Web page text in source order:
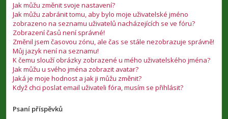
Jak můžu změnit svoje nastavení?
Jak můžu zabránit tomu, aby bylo moje uživatelské jméno
zobrazeno na seznamu uživatelů nacházejících se ve fóru?
Zobrazení časů není správné!
Změnil jsem časovou zónu, ale čas se stále nezobrazuje správně!
Můj jazyk není na seznamu!
K čemu slouží obrázky zobrazené u mého uživatelského jména?
Jak můžu u svého jména zobrazit avatar?
Jaká je moje hodnost a jak ji můžu změnit?
Když chci poslat email uživateli fóra, musím se přihlásit?
Psaní příspěvků